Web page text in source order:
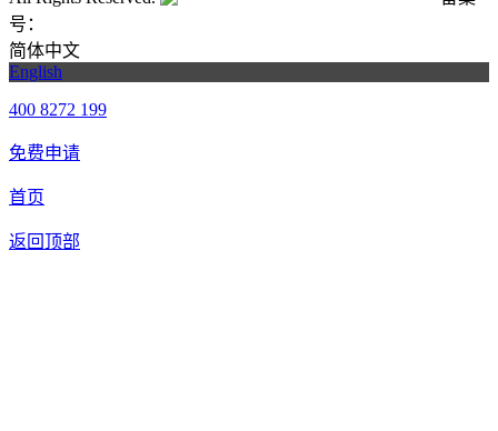
号：
简体中文
English
400 8272 199
免费申请
首页
返回顶部